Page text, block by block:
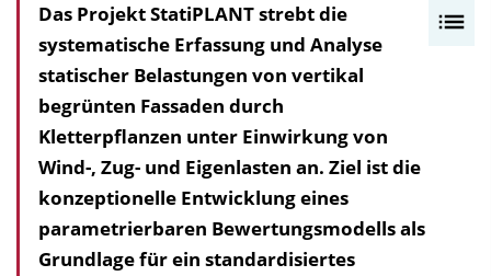
Das Projekt StatiPLANT strebt die
systematische Erfassung und Analyse
statischer Belastungen von vertikal
begrünten Fassaden durch
Kletterpflanzen unter Einwirkung von
Wind-, Zug- und Eigenlasten an. Ziel ist die
konzeptionelle Entwicklung eines
parametrierbaren Bewertungsmodells als
Grundlage für ein standardisiertes